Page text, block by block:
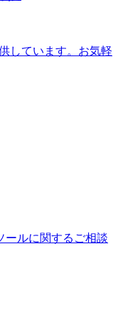
しています。お気軽
ールに関するご相談